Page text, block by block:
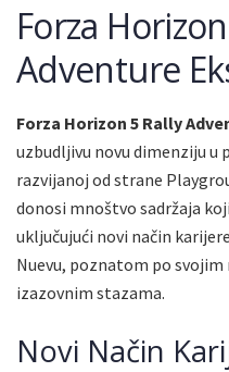
Forza
Adventure
Forza Horizon 5 Rally
uzbudljivu novu dimenziju
razvijanoj od strane
donosi mnoštvo sadržaja
uključujući novi način
Nuevu, poznatom po
izazovnim stazama.
Novi Način